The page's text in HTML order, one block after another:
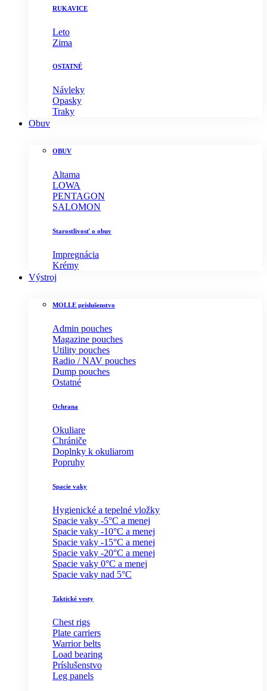
RUKAVICE
Leto
Zima
OSTATNÉ
Návleky
Opasky
Traky
Obuv
OBUV
Altama
LOWA
PENTAGON
SALOMON
Starostlivosť o obuv
Impregnácia
Krémy
Výstroj
MOLLE príslušenstvo
Admin pouches
Magazine pouches
Utility pouches
Radio / NAV pouches
Dump pouches
Ostatné
Ochrana
Okuliare
Chrániče
Doplnky k okuliarom
Popruhy
Spacie vaky
Hygienické a tepelné vložky
Spacie vaky -5°C a menej
Spacie vaky -10°C a menej
Spacie vaky -15°C a menej
Spacie vaky -20°C a menej
Spacie vaky 0°C a menej
Spacie vaky nad 5°C
Taktické vesty
Chest rigs
Plate carriers
Warrior belts
Load bearing
Príslušenstvo
Leg panels